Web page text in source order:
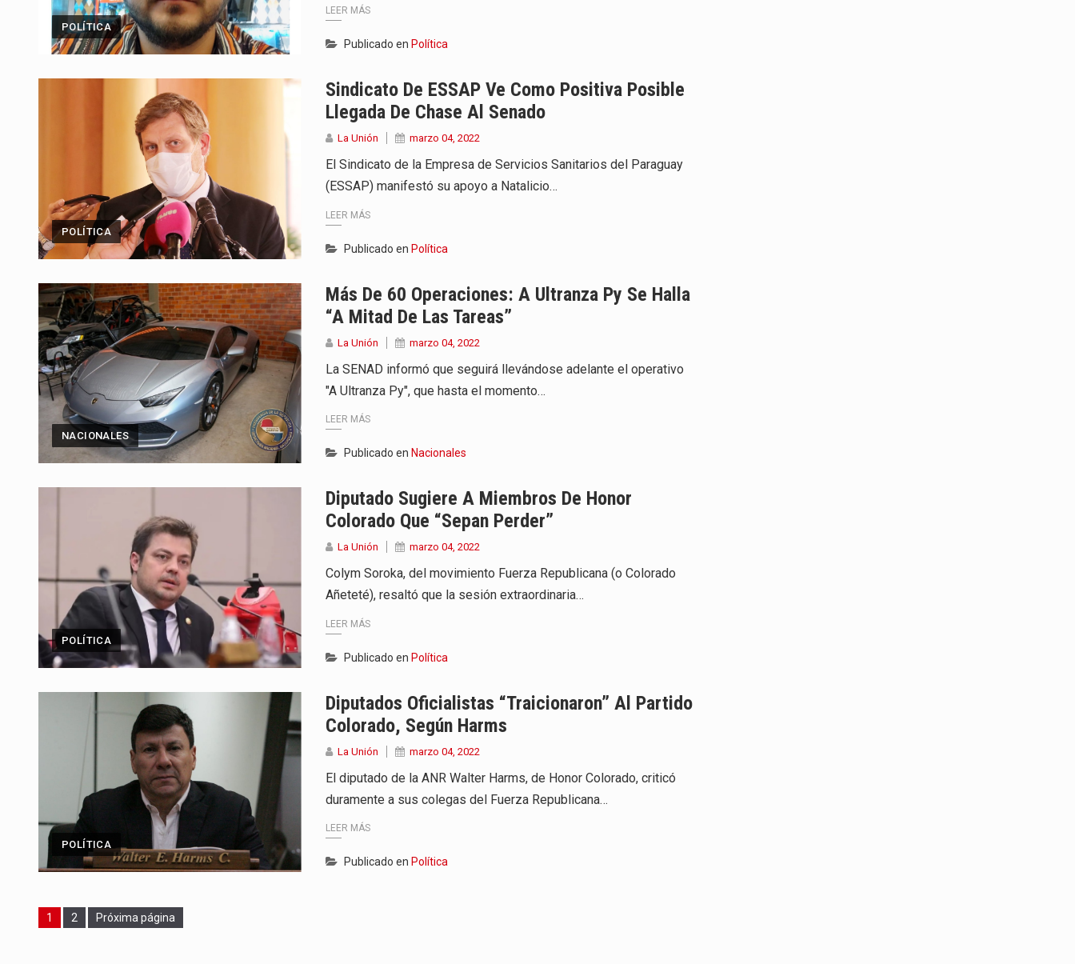
POLÍTICA
LEER MÁS
Publicado en Política
POLÍTICA
Sindicato De ESSAP Ve Como Positiva Posible
Llegada De Chase Al Senado
La Unión marzo 04, 2022
El Sindicato de la Empresa de Servicios Sanitarios del Paraguay
(ESSAP) manifestó su apoyo a Natalicio…
LEER MÁS
Publicado en Política
NACIONALES
Más De 60 Operaciones: A Ultranza Py Se Halla
“a Mitad De Las Tareas”
La Unión marzo 04, 2022
La SENAD informó que seguirá llevándose adelante el operativo
"A Ultranza Py", que hasta el momento…
LEER MÁS
Publicado en Nacionales
POLÍTICA
Diputado Sugiere A Miembros De Honor
Colorado Que “sepan Perder”
La Unión marzo 04, 2022
Colym Soroka, del movimiento Fuerza Republicana (o Colorado
Añeteté), resaltó que la sesión extraordinaria…
LEER MÁS
Publicado en Política
POLÍTICA
Diputados Oficialistas “traicionaron” Al Partido
Colorado, Según Harms
La Unión marzo 04, 2022
El diputado de la ANR Walter Harms, de Honor Colorado, criticó
duramente a sus colegas del Fuerza Republicana…
LEER MÁS
Publicado en Política
Page
1 Page
2 Próxima página